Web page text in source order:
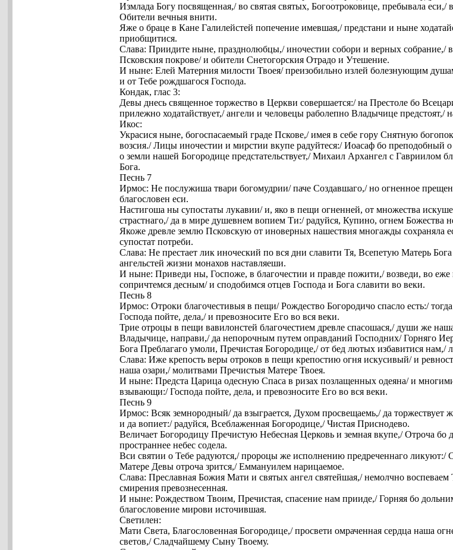
Измлада Богу посвященная,/ во святая святых, Богоотроковице, пребывала
Обители вечныя внити.
Яже о браце в Кане Галилейстей попечение имевшая,/ предстани и ныне
приобщитися.
Слава: Приидите ныне, празднолюбцы,/ иночестии собори и верных собрание,/
Псковския покрове/ и обители Снетогорския Отрадо и Утешение.
И ныне: Елей Матерния милости Твоея/ преизобильно излей болезнующим
и от Тебе рождшагося Господа.
Кондак, глас 3:
Девы днесь священное торжество в Церкви совершается:/ на Престоле бо
прилежно ходатайствует,/ ангели и человецы раболепно Владычице предстоят,/
Икос:
Украсися ныне, богоспасаемый граде Пскове,/ имея в себе гору Снятную
возсия./ Лицы иночестии и мирстии вкупе радуйтеся:/ Иоасаф бо преподобный
о земли нашей Богородице предстательствует,/ Михаил Архангел с Гавриилом
Бога.
Песнь 7
Ирмос: Не послужиша твари богомудрии/ паче Создавшаго,/ но огненное
благословен еси.
Настигоша ны супостаты лукавии/ и, яко в пещи огненней, от множества
страстнаго,/ да в мире душевнем вопием Ти:/ радуйся, Купино, огнем Божества
Якоже древле землю Псковскую от иноверных нашествия многажды сохраняла
супостат потреби.
Слава: Не престает лик иноческий по вся дни славити Тя, Всепетую Матерь
ангельстей жизни монахов наставляеши.
И ныне: Приведи ны, Госпоже, в благочестии и правде пожити,/ возведи, во
сопричтемся десным/ и сподобимся отцев Господа и Бога славити во веки.
Песнь 8
Ирмос: Отроки благочестивыя в пещи/ Рождество Богородичо спасло есть:/
Господа пойте, дела,/ и превозносите Его во вся веки.
Трие отроцы в пещи вавилонстей благочестием древле спасошася,/ души же
Владычице, направи,/ да непорочным путем оправданий Господних/ Горняго
Бога Преблагаго умоли, Пречистая Богородице,/ от бед лютых избавитися
Слава: Иже крепость веры отроков в пещи крепостию огня искусивый/ и
наша озари,/ молитвами Пречистыя Матере Твоея.
И ныне: Предста Царица одесную Спаса в ризах позлащенных одеяна/ и
взывающи:/ Господа пойте, дела, и превозносите Его во вся веки.
Песнь 9
Ирмос: Всяк земнородный/ да взыграется, Духом просвещаемь,/ да
и да вопиет:/ радуйся, Всеблаженная Богородице,/ Чистая Приснодево.
Величает Богородицу Пречистую Небесная Церковь и земная вкупе,/ Отроча бо
пространнее небес содела.
Вси святии о Тебе радуются,/ пророцы же исполнению предреченнаго ликуют:/
Матере Девы отроча зрится,/ Еммануилем нарицаемое.
Слава: Преславная Божия Мати и святых ангел святейшая,/ немолчно
смирения превознесенная.
И ныне: Рождеством Твоим, Пречистая, спасение нам прииде,/ Горняя бо
благословение мирови источившая.
Светилен:
Мати Света, Благословенная Богородице,/ просвети омраченная сердца наша
светов,/ Сладчайшему Сыну Твоему.